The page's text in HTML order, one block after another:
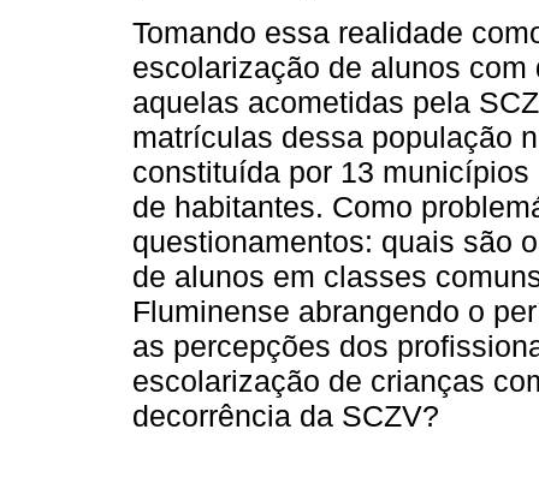
Tomando essa realidade
escolarização de alunos
aquelas acometidas pela
matrículas dessa população
constituída por 13
de habitantes. Como
questionamentos: quais são
de alunos em classes
Fluminense abrangendo o
as percepções dos
escolarização de crianças
decorrência da SCZV?